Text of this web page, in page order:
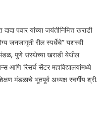
पवार यांच्या जयंतीनिमित्त खराडी
जनजागृती रील स्पर्धेचे” यशस्वी
पुणे संस्थेच्या खराडी येथील
रिसर्च सेंटर महाविद्यालयांमध्ये
मंडळाचे भूतपूर्व अध्यक्ष स्वर्गीय श्री.